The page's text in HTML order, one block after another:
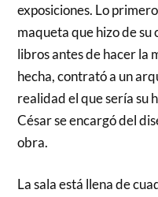
exposiciones. Lo
maqueta que hizo de su
libros antes de hacer la
hecha, contrató a un
realidad el que sería su
César se encargó del
obra.
La sala está llena de